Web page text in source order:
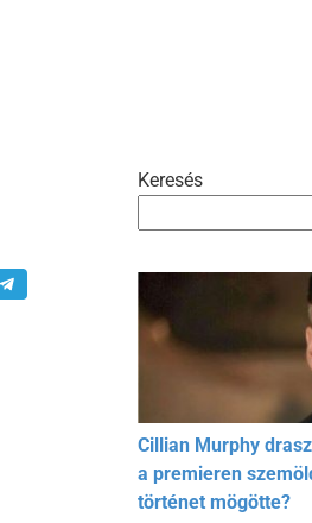
Keresés
Cillian Murphy
a premieren
történet mögötte?